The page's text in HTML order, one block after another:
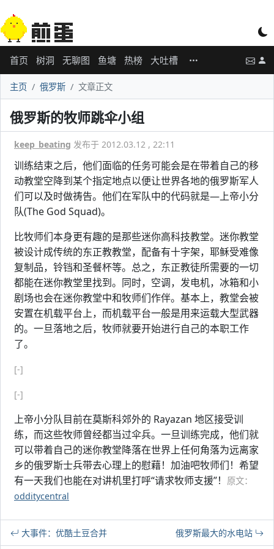
首页 树洞 无聊图 鱼塘 热榜 大吐槽
主页 俄罗斯 文章正文
俄罗斯的牧师跳伞小组
keep_beating 发布于 2012.03.12 , 22:11
训练结束之后，他们面临的任务可能会是在带着自己的移
动教堂空降到某个指定地点以便让世界各地的俄罗斯军人
们可以及时做祷告。他们在军队中的代码就是—上帝小分
队(The God Squad)。
比牧师们本身更有趣的是那些迷你高科技教堂。迷你教堂
被设计成传统的东正教教堂，配备有十字架，耶稣受难像
复制品，铃铛和圣餐杯等。总之，东正教徒所需要的一切
都能在迷你教堂里找到。同时，空调，发电机，冰箱和小
剧场也会在迷你教堂中和牧师们作伴。基本上，教堂会被
安置在机载平台上，而机载平台一般是用来运载大型武器
的。一旦落地之后，牧师就要开始进行自己的本职工作
了。
[-]
[-]
上帝小分队目前在莫斯科郊外的 Rayazan 地区接受训
练，而这些牧师曾经都当过伞兵。一旦训练完成，他们就
可以带着自己的迷你教堂降落在世界上任何角落为远离家
乡的俄罗斯士兵带去心理上的慰藉！加油吧牧师们！希望
有一天我们也能在对讲机里打呼“请求牧师支援”！
原文：
odditycentral
大事件：优酷土豆合并 俄罗斯最大的水电站